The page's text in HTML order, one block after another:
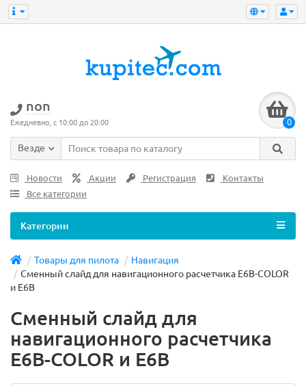
non
Ежедневно, с 10:00 до 20:00 0
Везде
Новости Акции Регистрация
Контакты
Все категории
Категории
Товары для пилота
Навигация
Сменный слайд для навигационного расчетчика E6B-COLOR
и E6B
Сменный слайд для
навигационного расчетчика
E6B-COLOR и E6B